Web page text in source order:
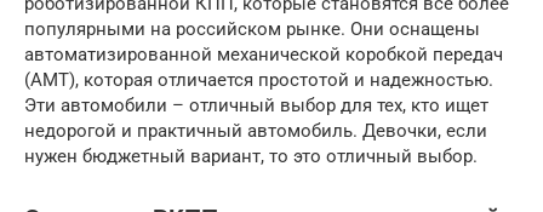
популярными на российском рынке. Они оснащены
автоматизированной механической коробкой передач
(AMT), которая отличается простотой и надежностью.
Эти автомобили – отличный выбор для тех, кто ищет
недорогой и практичный автомобиль. Девочки, если
нужен бюджетный вариант, то это отличный выбор.